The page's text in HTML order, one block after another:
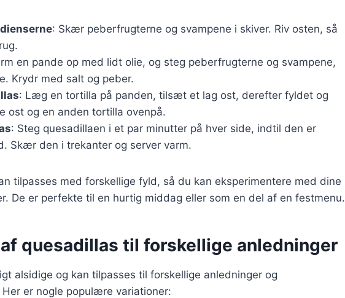
: Skær peberfrugterne og svampene i skiver. Riv osten, så
en pande op med lidt olie, og steg peberfrugterne og svampene,
Krydr med salt og peber.
: Læg en tortilla på panden, tilsæt et lag ost, derefter fyldet og
ost og en anden tortilla ovenpå.
: Steg quesadillaen i et par minutter på hver side, indtil den er
Skær den i trekanter og server varm.
tilpasses med forskellige fyld, så du kan eksperimentere med dine
De er perfekte til en hurtig middag eller som en del af en festmenu.
quesadillas til forskellige anledninger
alsidige og kan tilpasses til forskellige anledninger og
er nogle populære variationer: